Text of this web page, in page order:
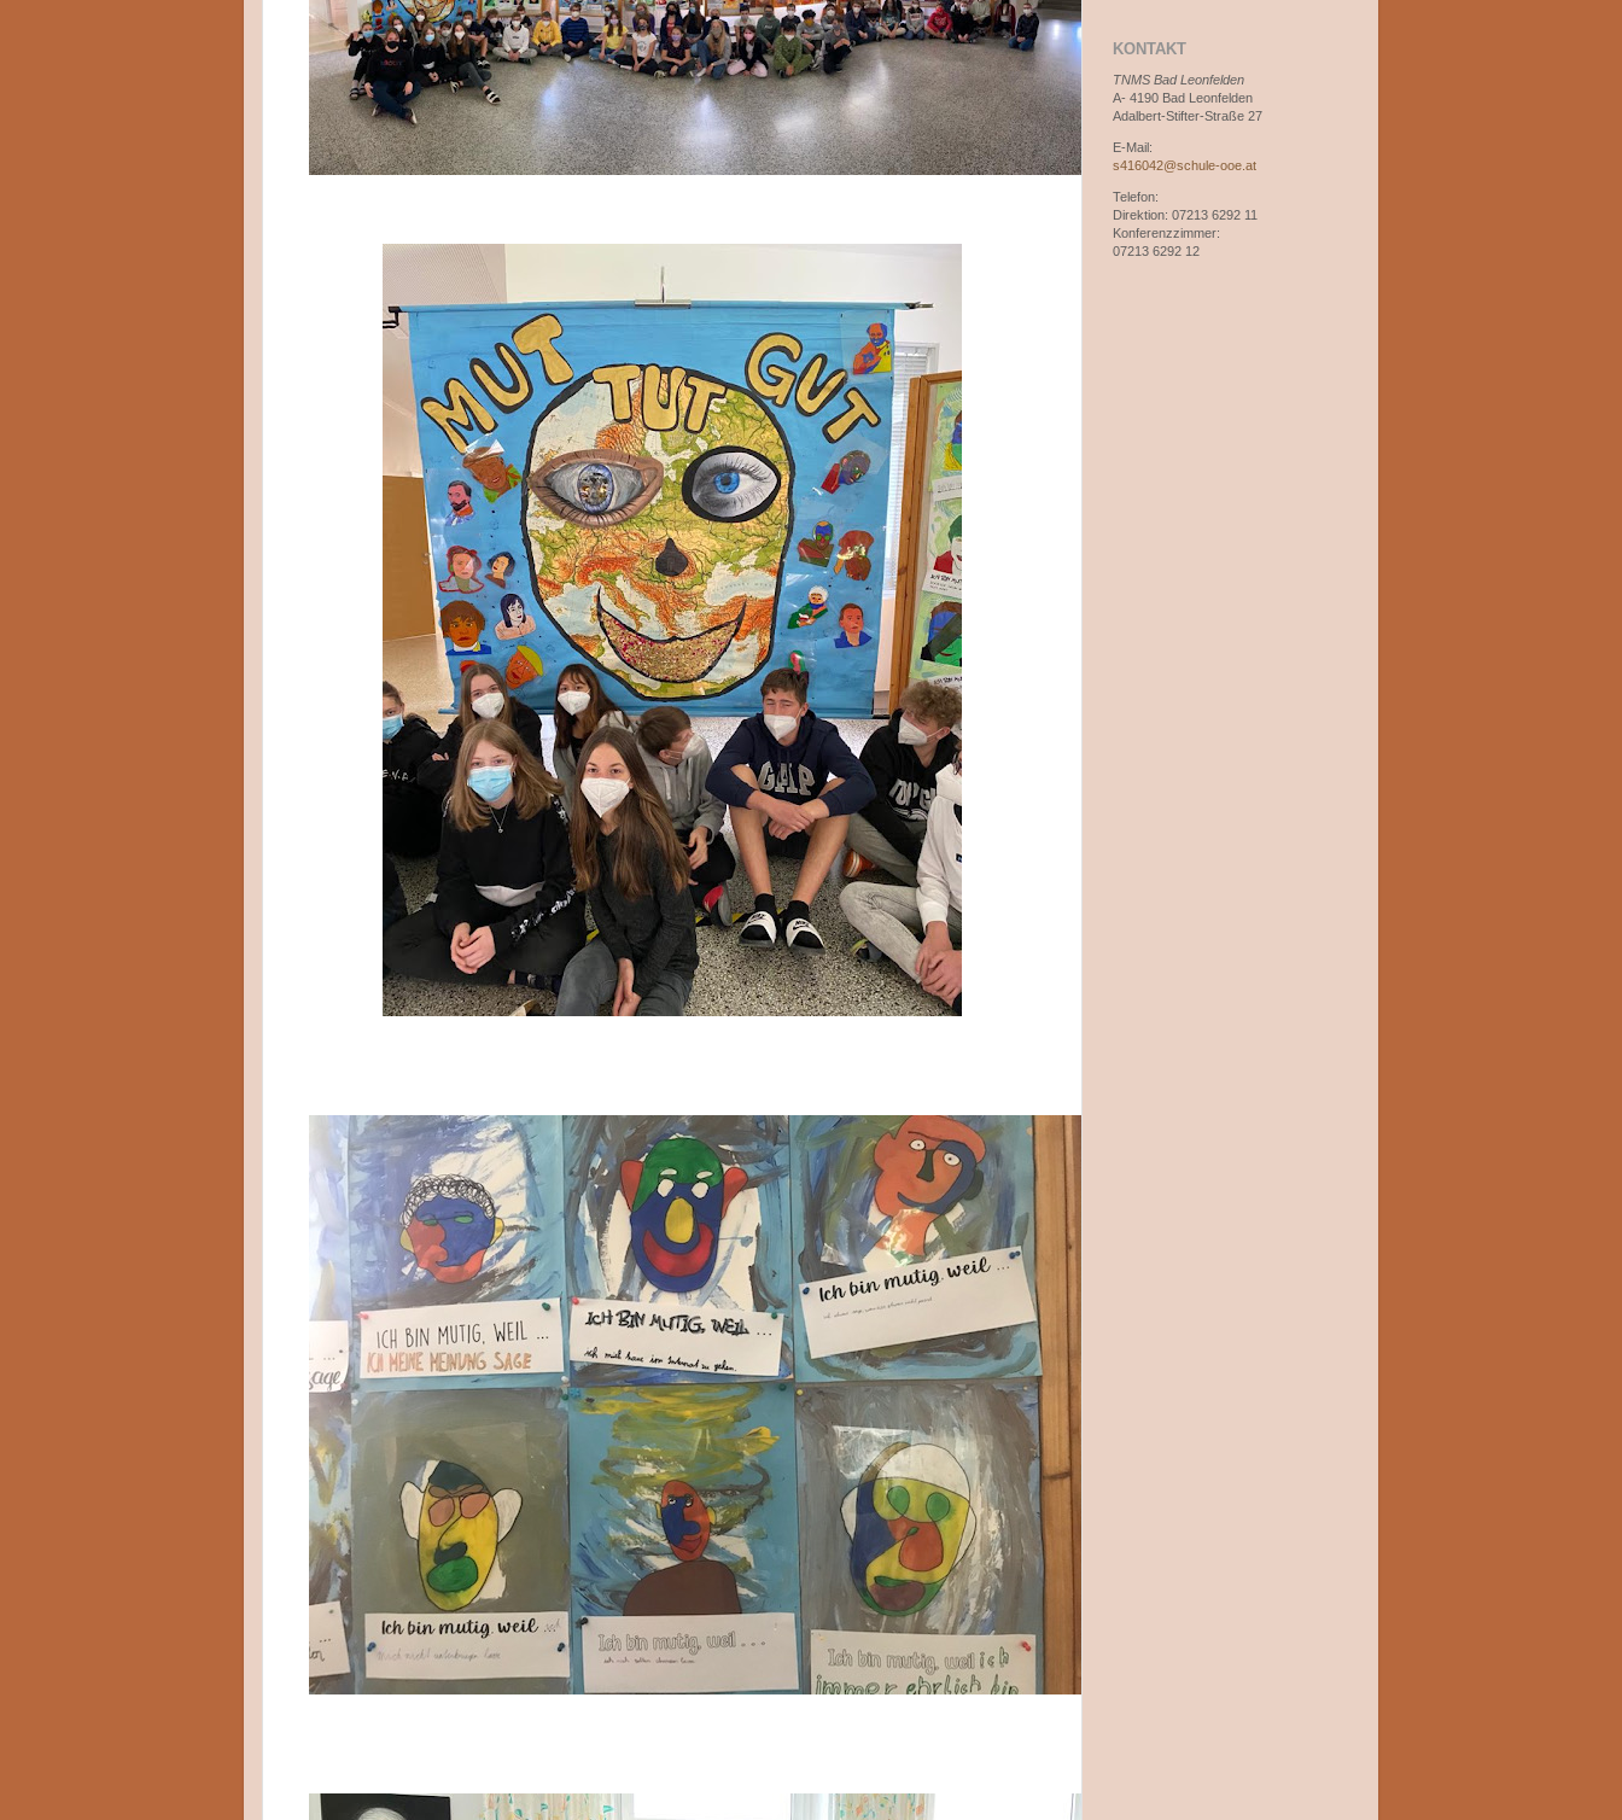
KONTAKT
TNMS Bad Leonfelden
A- 4190 Bad Leonfelden
Adalbert-Stifter-Straße 27
E-Mail:
s416042@schule-ooe.at
Telefon:
Direktion: 07213 6292 11
Konferenzzimmer:
07213 6292 12